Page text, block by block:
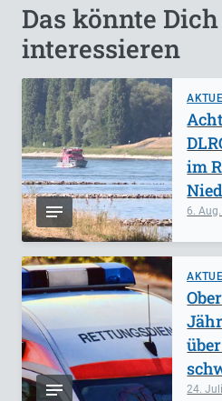
Das könnte
interessieren
6.
im
24.